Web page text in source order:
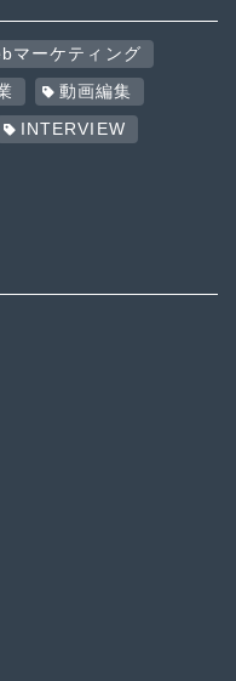
マーケティング
動画編集
INTERVIEW